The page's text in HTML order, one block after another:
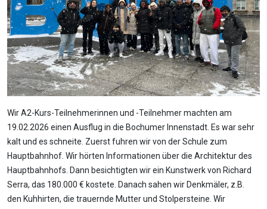
Wir A2-Kurs-Teilnehmerinnen und -Teilnehmer machten am
19.02.2026 einen Ausflug in die Bochumer Innenstadt. Es war sehr
kalt und es schneite. Zuerst fuhren wir von der Schule zum
Hauptbahnhof. Wir hörten Informationen über die Architektur des
Hauptbahnhofs. Dann besichtigten wir ein Kunstwerk von Richard
Serra, das 180.000 € kostete. Danach sahen wir Denkmäler, z.B.
den Kuhhirten, die trauernde Mutter und Stolpersteine. Wir